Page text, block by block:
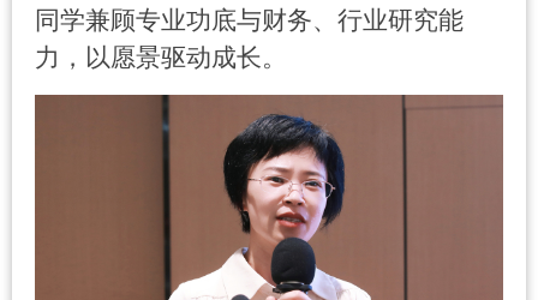
同学兼顾专业功底与财务、行业研究能
力，以愿景驱动成长。